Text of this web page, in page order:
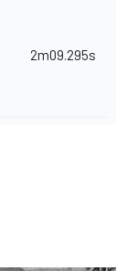
2m09.295s